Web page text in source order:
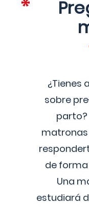
¿Tienes
sobre
parto?
de
Una
estudiará